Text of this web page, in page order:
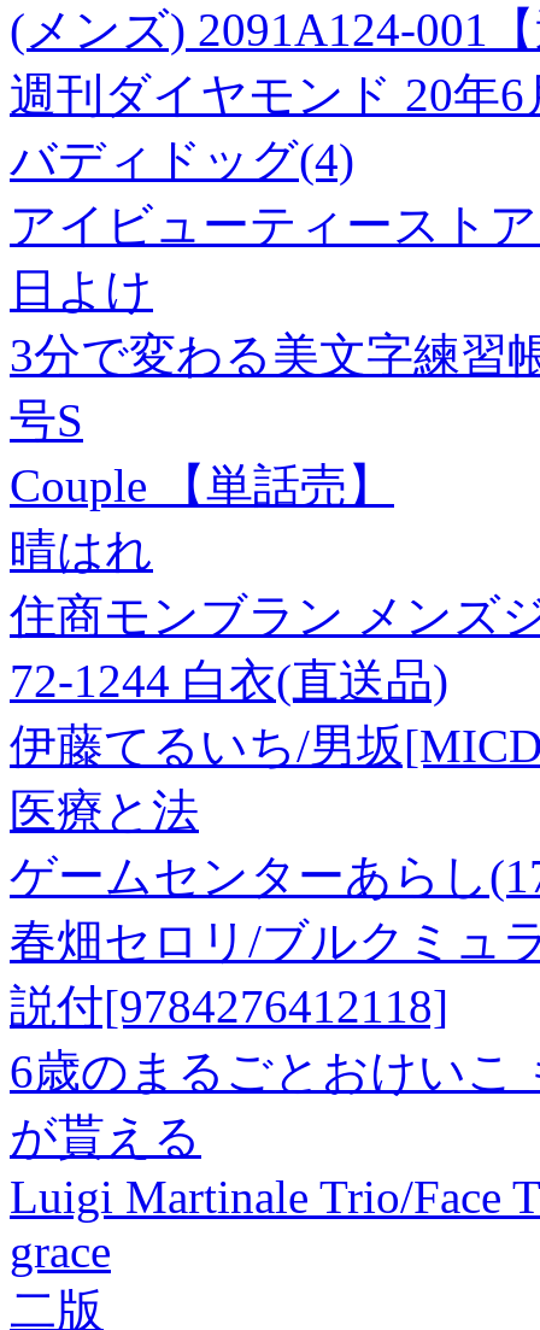
(メンズ) 2091A124-001
週刊ダイヤモンド 20年6
バディドッグ(4)
アイビューティースト
日よけ
3分で変わる美文字練習
号S
Couple 【単話売】
晴はれ
住商モンブラン メンズ
72-1244 白衣(直送品)
伊藤てるいち/男坂
医療と法
ゲームセンターあらし
春畑セロリ/ブルクミュ
説付[9784276412118]
6歳のまるごとおけいこ
が貰える
Luigi Martinale Trio/Face
grace
二版